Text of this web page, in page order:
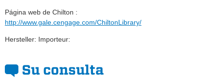
Página web de Chilton :
http://www.gale.cengage.com/ChiltonLibrary/
Hersteller: Importeur:
Su consulta